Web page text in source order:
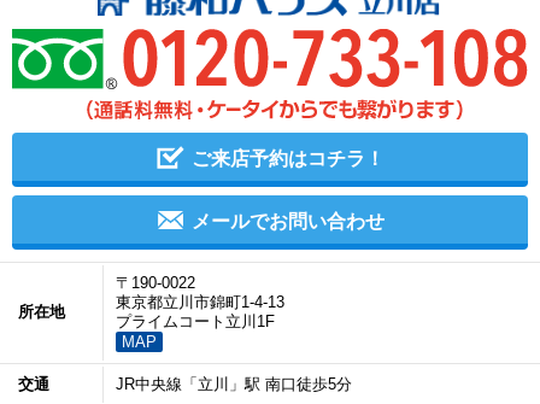
ご来店予約はコチラ！
メールでお問い合わせ
所在地
〒190-0022
東京都立川市錦町1-4-13
プライムコート立川1F
MAP
交通 JR中央線「立川」駅 南口徒歩5分